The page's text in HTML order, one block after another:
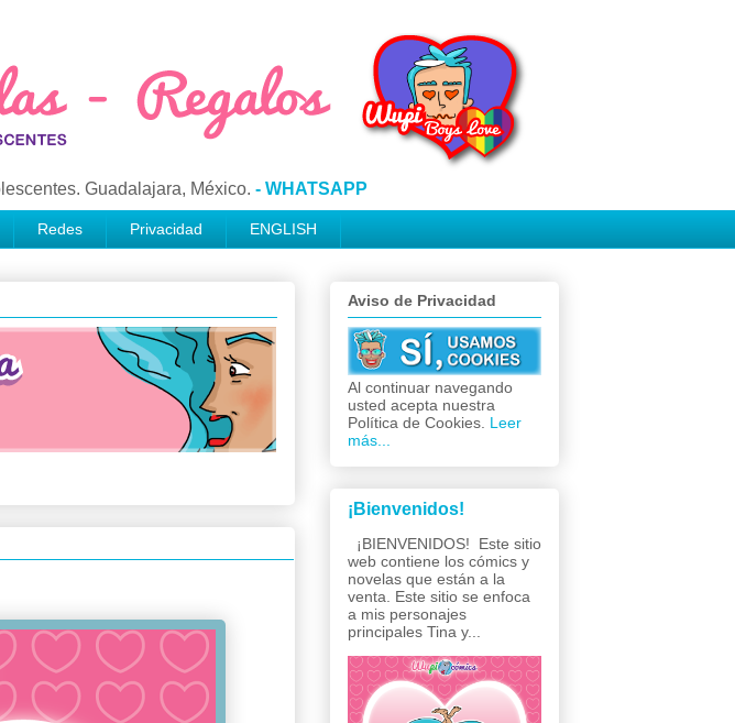
Guadalajara, México. - WHATSAPP
Redes Privacidad ENGLISH
Aviso de Privacidad
Al continuar navegando
usted acepta nuestra
Política de Cookies. Leer
más...
¡Bienvenidos!
¡BIENVENIDOS! Este sitio
web contiene los cómics y
novelas que están a la
venta. Este sitio se enfoca
a mis personajes
principales Tina y...